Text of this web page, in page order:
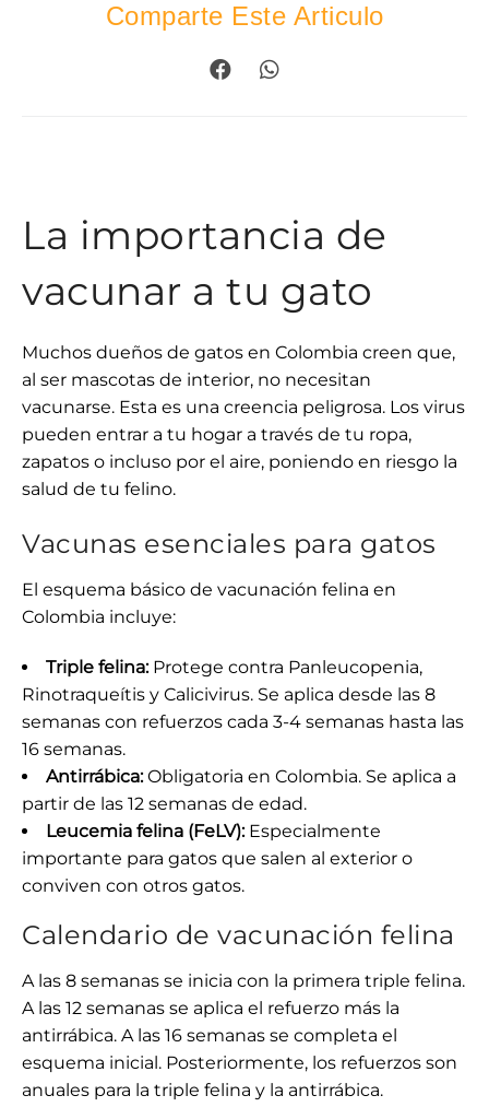
Comparte Este Articulo
La importancia de
vacunar a tu gato
Muchos dueños de gatos en Colombia creen que,
al ser mascotas de interior, no necesitan
vacunarse. Esta es una creencia peligrosa. Los virus
pueden entrar a tu hogar a través de tu ropa,
zapatos o incluso por el aire, poniendo en riesgo la
salud de tu felino.
Vacunas esenciales para gatos
El esquema básico de vacunación felina en
Colombia incluye:
Triple felina:Protege contra Panleucopenia,
Rinotraqueítis y Calicivirus. Se aplica desde las 8
semanas con refuerzos cada 3-4 semanas hasta las
16 semanas.
Antirrábica:Obligatoria en Colombia. Se aplica a
partir de las 12 semanas de edad.
Leucemia felina (FeLV):Especialmente
importante para gatos que salen al exterior o
conviven con otros gatos.
Calendario de vacunación felina
A las 8 semanas se inicia con la primera triple felina.
A las 12 semanas se aplica el refuerzo más la
antirrábica. A las 16 semanas se completa el
esquema inicial. Posteriormente, los refuerzos son
anuales para la triple felina y la antirrábica.